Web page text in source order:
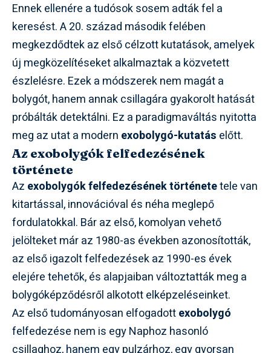
Ennek ellenére a tudósok sosem adták fel a
keresést. A 20. század második felében
megkezdődtek az első célzott kutatások, amelyek
új megközelítéseket alkalmaztak a közvetett
észlelésre. Ezek a módszerek nem magát a
bolygót, hanem annak csillagára gyakorolt hatását
próbálták detektálni. Ez a paradigmaváltás nyitotta
meg az utat a modern exobolygó-kutatás előtt.
Az exobolygók felfedezésének
története
Az exobolygók felfedezésének történetetele van
kitartással, innovációval és néha meglepő
fordulatokkal. Bár az első, komolyan vehető
jelölteket már az 1980-as években azonosították,
az első igazolt felfedezések az 1990-es évek
elejére tehetők, és alapjaiban változtatták meg a
bolygóképződésről alkotott elképzeléseinket.
Az első tudományosan elfogadottexobolygó
felfedezése nem is egy Naphoz hasonló
csillaghoz, hanem egy pulzárhoz, egy gyorsan